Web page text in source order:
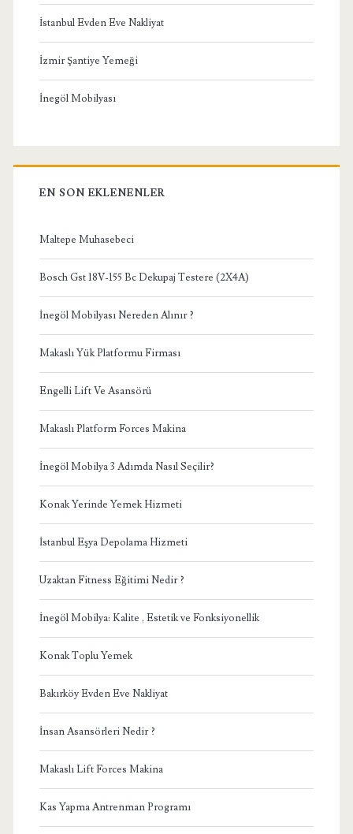
İstanbul Evden Eve Nakliyat
İzmir Şantiye Yemeği
İnegöl Mobilyası
EN SON EKLENENLER
Maltepe Muhasebeci
Bosch Gst 18V-155 Bc Dekupaj Testere (2X4A)
İnegöl Mobilyası Nereden Alınır ?
Makaslı Yük Platformu Firması
Engelli Lift Ve Asansörü
Makaslı Platform Forces Makina
İnegöl Mobilya 3 Adımda Nasıl Seçilir?
Konak Yerinde Yemek Hizmeti
İstanbul Eşya Depolama Hizmeti
Uzaktan Fitness Eğitimi Nedir ?
İnegöl Mobilya: Kalite , Estetik ve Fonksiyonellik
Konak Toplu Yemek
Bakırköy Evden Eve Nakliyat
İnsan Asansörleri Nedir ?
Makaslı Lift Forces Makina
Kas Yapma Antrenman Programı